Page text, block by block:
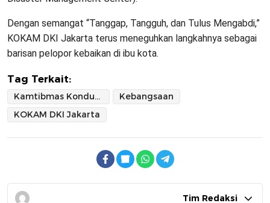
Dengan semangat “Tanggap, Tangguh, dan Tulus Mengabdi,”
KOKAM DKI Jakarta terus meneguhkan langkahnya sebagai
barisan pelopor kebaikan di ibu kota.
Tag Terkait:
Kamtibmas Kondusif
Kebangsaan
KOKAM DKI Jakarta
Tim Redaksi